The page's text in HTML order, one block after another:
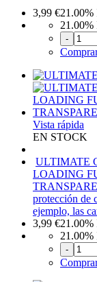
3,99 €21.00%
21.00%
-
Vista rápida
EN STOCK
ULTIMATE
LOADING
protección de
ejemplo, las
3,99 €21.00%
21.00%
-